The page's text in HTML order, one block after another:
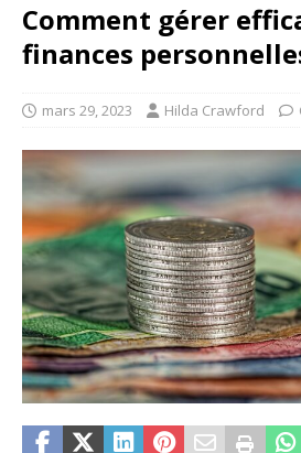
Comment gérer
finances
mars 29, 2023 Hilda Crawford